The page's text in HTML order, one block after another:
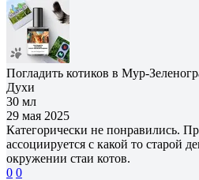
Погладить котиков в Мур-
Духи
30 мл
29 мая 2025
Категорически не понравились.
ассоциируется с какой то старой
окружении стаи котов.
0 0